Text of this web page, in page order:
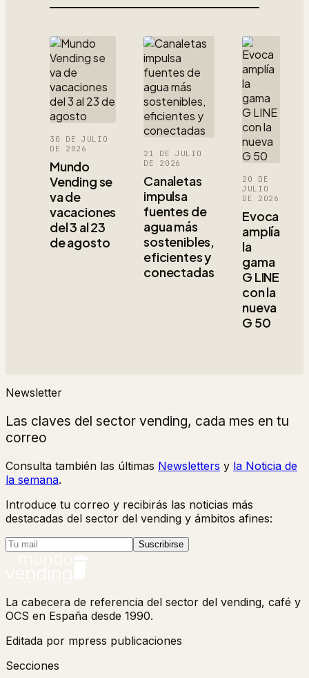
30 DE JULIO
DE 2026
Mundo
Vending se
va de
vacaciones
del 3 al 23
de agosto
21 DE JULIO
DE 2026
Canaletas
impulsa
fuentes de
agua más
sostenibles,
eficientes y
conectadas
20 DE
JULIO
DE 2026
Evoca
amplía
la
gama
G LINE
con la
nueva
G 50
Newsletter
Las claves del sector vending, cada mes en tu
correo
Consulta también las últimas Newsletters y la Noticia de
la semana.
Introduce tu correo y recibirás las noticias más
destacadas del sector del vending y ámbitos afines:
Suscribirse
La cabecera de referencia del sector del vending, café y
OCS en España desde 1990.
Editada por mpress publicaciones
Secciones